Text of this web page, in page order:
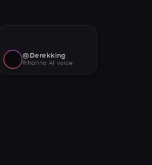
@Derekking
Rihanna AI voice